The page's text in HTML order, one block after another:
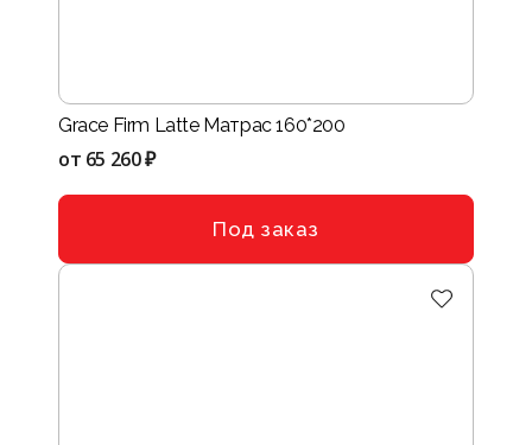
Grace Firm Latte Матрас 160*200
от 65 260 ₽
Под заказ